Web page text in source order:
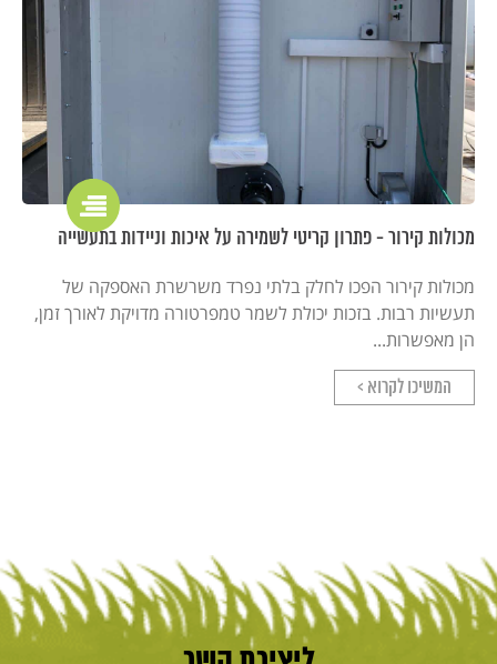
מכולות קירור - פתרון קריטי לשמירה על איכות וניידות בתעשייה
מכולות קירור הפכו לחלק בלתי נפרד משרשרת האספקה של
תעשיות רבות. בזכות יכולת לשמר טמפרטורה מדויקת לאורך זמן,
הן מאפשרות...
המשיכו לקרוא >